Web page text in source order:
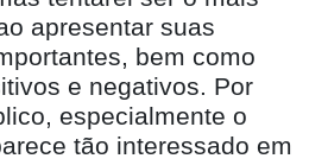
apresentar suas
bem como
e negativos. Por
especialmente o
tão interessado em